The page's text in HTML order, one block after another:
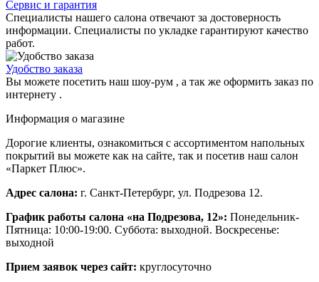
Сервис и гарантия
Специалисты нашего салона отвечают за достоверность
информации. Специалисты по укладке гарантируют качество
работ.
Удобство заказа
Вы можете посетить наш шоу-рум , а так же оформить заказ по
интернету .
Информация о магазине
Дорогие клиенты, ознакомиться с ассортиментом напольных
покрытий вы можете как на сайте, так и посетив наш салон
«Паркет Плюс».
Адрес салона: г. Санкт-Петербург, ул. Подрезова 12.
График работы салона «на Подрезова, 12»: Понедельник-
Пятница: 10:00-19:00. Суббота: выходной. Воскресенье:
выходной
Прием заявок через сайт: круглосуточно